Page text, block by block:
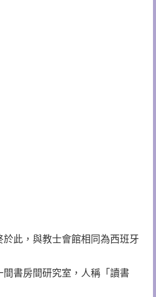
此，與教士會館相同為西班牙
書房間研究室，人稱「讀書